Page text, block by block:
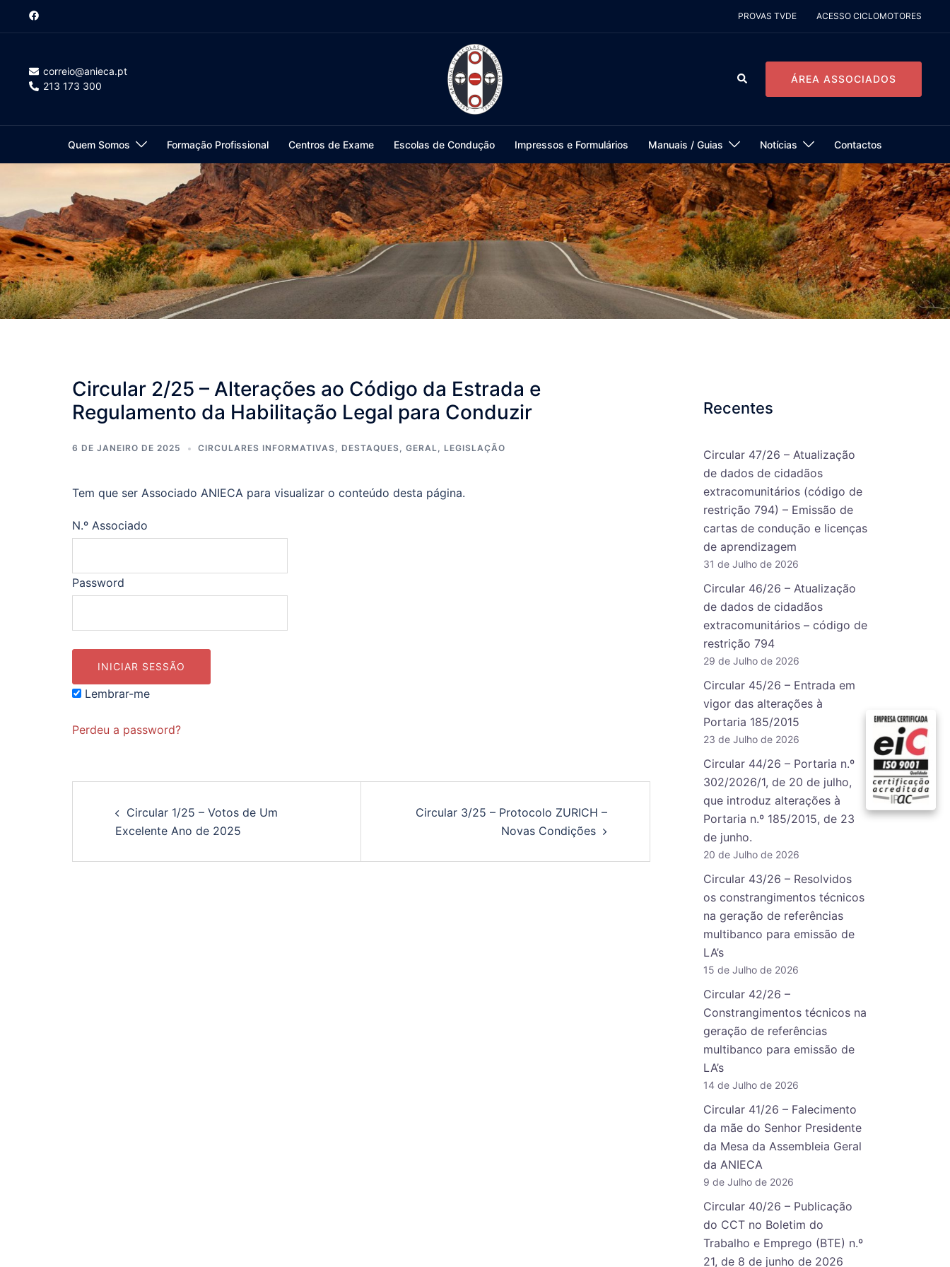
Saltar
conteúdo
PROVAS TVDE ACESSO CICLOMOTORES
correio@anieca.pt
213 173 300
Pesquisar ÁREA ASSOCIADOS
Quem Somos Formação Profissional Centros de Exame Escolas de Condução Impressos e Formulários Manuais / Guias Notícias Contactos
Circular 2/25 – Alterações ao Código da Estrada e
Regulamento da Habilitação Legal para Conduzir
6 DE JANEIRO DE 2025 CIRCULARES INFORMATIVAS, DESTAQUES, GERAL, LEGISLAÇÃO
Tem que ser Associado ANIECA para visualizar o conteúdo desta página.
N.º Associado
Password
Lembrar-me
Perdeu a password?
artigos
Circular 1/25 – Votos de Um
Excelente Ano de 2025
Circular 3/25 – Protocolo ZURICH –
Novas Condições
Recentes
Circular 47/26 – Atualização
de dados de cidadãos
extracomunitários (código de
restrição 794) – Emissão de
cartas de condução e licenças
de aprendizagem
31 de Julho de 2026
Circular 46/26 – Atualização
de dados de cidadãos
extracomunitários – código de
restrição 794
29 de Julho de 2026
Circular 45/26 – Entrada em
vigor das alterações à
Portaria 185/2015
23 de Julho de 2026
Circular 44/26 – Portaria n.º
302/2026/1, de 20 de julho,
que introduz alterações à
Portaria n.º 185/2015, de 23
de junho.
20 de Julho de 2026
Circular 43/26 – Resolvidos
os constrangimentos técnicos
na geração de referências
multibanco para emissão de
LA’s
15 de Julho de 2026
Circular 42/26 –
Constrangimentos técnicos na
geração de referências
multibanco para emissão de
LA’s
14 de Julho de 2026
Circular 41/26 – Falecimento
da mãe do Senhor Presidente
da Mesa da Assembleia Geral
da ANIECA
9 de Julho de 2026
Circular 40/26 – Publicação
do CCT no Boletim do
Trabalho e Emprego (BTE) n.º
21, de 8 de junho de 2026